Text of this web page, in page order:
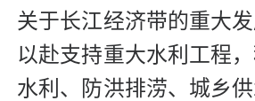
关于长江经济带的重大
以赴支持重大水利工程
水利、防洪排涝、城乡